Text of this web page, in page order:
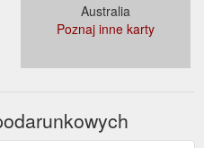
Australia
Poznaj inne karty